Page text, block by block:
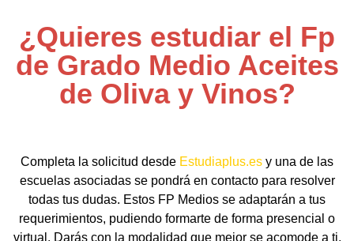
¿Quieres estudiar el Fp
de Grado Medio Aceites
de Oliva y Vinos?
Completa la solicitud desde Estudiaplus.es y una de las
escuelas asociadas se pondrá en contacto para resolver
todas tus dudas. Estos FP Medios se adaptarán a tus
requerimientos, pudiendo formarte de forma presencial o
virtual. Darás con la modalidad que mejor se acomode a ti,